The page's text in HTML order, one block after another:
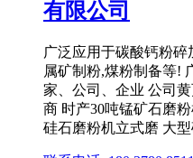
有限公司
广泛应用于碳酸钙粉
属矿制粉,煤粉制备等!
家、公司、企业 公司
商 时产30吨锰矿石磨
硅石磨粉机立式磨 大